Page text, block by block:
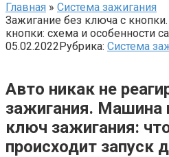
Главная » Система зажигания
Зажигание без ключа с кнопки.
кнопки: схема и особенности
05.02.2022Рубрика: Система
Авто никак не
зажигания. Машина
ключ зажигания:
происходит запуск